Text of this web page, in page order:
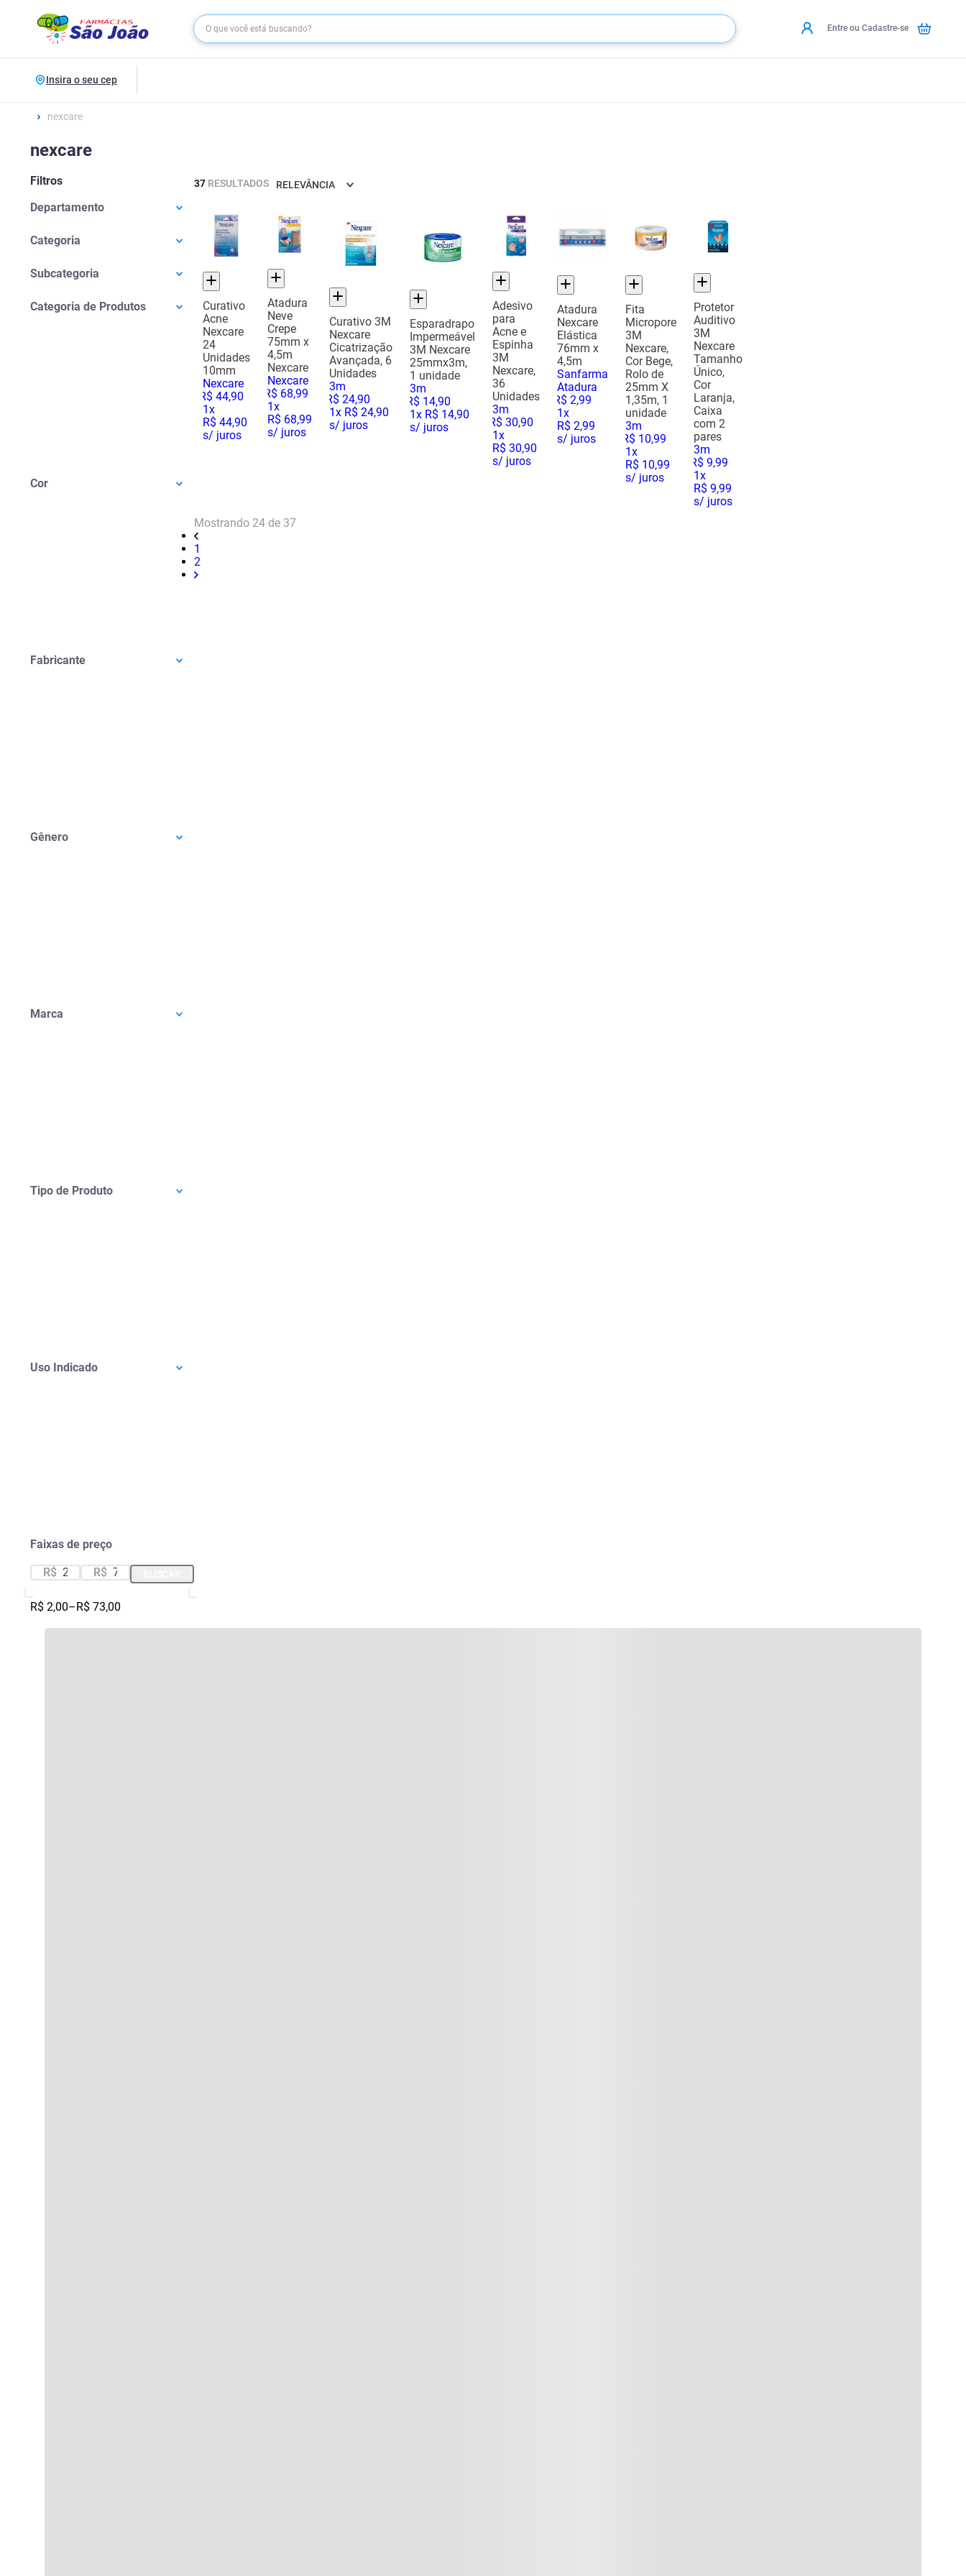
Entre ou Cadastre-se
Insira o seu cep
nexcare
nexcare
Filtros
Departamento
Saúde E Bem-estar
Categoria
Primeiros Socorros
Cuidados Com O Rosto
Subcategoria
Curativos (15
)
Categoria de Produtos
Cor
Fabricante
Gênero
Marca
Tipo de Produto
Uso Indicado
Faixas de preço
R$ R$
R$ 2,00–R$ 73,00
37 RESULTADOS RELEVÂNCIA
Curativo
Acne
Nexcare
24
Unidades
10mm
Nexcare
R$ 44,90
1x
R$ 44,90
s/ juros
Atadura
Neve
Crepe
75mm x
4,5m
Nexcare
Nexcare
R$ 68,99
1x
R$ 68,99
s/ juros
Curativo 3M
Nexcare
Cicatrização
Avançada, 6
Unidades
3m
R$ 24,90
1x R$ 24,90
s/ juros
Esparadrapo
Impermeável
3M Nexcare
25mmx3m,
1 unidade
3m
R$ 14,90
1x R$ 14,90
s/ juros
Adesivo
para
Acne e
Espinha
3M
Nexcare,
36
Unidades
3m
R$ 30,90
1x
R$ 30,90
s/ juros
Atadura
Nexcare
Elástica
76mm x
4,5m
Sanfarma
Atadura
R$ 2,99
1x
R$ 2,99
s/ juros
Fita
Micropore
3M
Nexcare,
Cor Bege,
Rolo de
25mm X
1,35m, 1
unidade
3m
R$ 10,99
1x
R$ 10,99
s/ juros
Protetor
Auditivo
3M
Nexcare
Tamanho
Único,
Cor
Laranja,
Caixa
com 2
pares
3m
R$ 9,99
1x
R$ 9,99
s/ juros
Mostrando 24 de 37
1
2